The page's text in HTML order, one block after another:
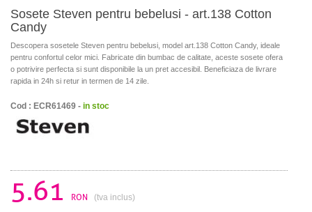
Sosete Steven pentru bebelusi - art.138 Cotton
Candy
Descopera sosetele Steven pentru bebelusi, model art.138 Cotton Candy, ideale
pentru confortul celor mici. Fabricate din bumbac de calitate, aceste sosete ofera
o potrivire perfecta si sunt disponibile la un pret accesibil. Beneficiaza de livrare
rapida in 24h si retur in termen de 14 zile.
Cod : ECR61469 - in stoc
5.61 RON (tva inclus)